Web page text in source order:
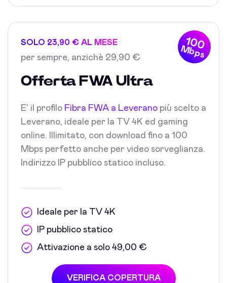
100
Mbps
SOLO 23,90 € AL MESE
per sempre, anzichè 29,90 €
Offerta FWA Ultra
E' il profilo Fibra FWA a Leverano più scelto a
Leverano, ideale per la TV 4K ed gaming
online. Illimitato, con download fino a 100
Mbps perfetto anche per video sorveglianza.
Indirizzo IP pubblico statico incluso.
Ideale per la TV 4K
IP pubblico statico
Attivazione a solo 49,00 €
VERIFICA COPERTURA